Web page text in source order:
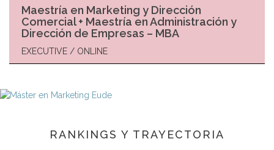
Maestría en Marketing y Dirección
Comercial + Maestría en Administración y
Dirección de Empresas – MBA
EXECUTIVE / ONLINE
RANKINGS Y TRAYECTORIA